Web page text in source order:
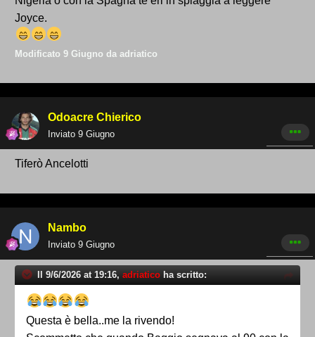
Joyce.
Modificato 9 Giugno da adriatico
Odoacre Chierico
Inviato 9 Giugno
Tiferò Ancelotti
Nambo
Inviato 9 Giugno
Il 9/6/2026 at 19:16, adriatico ha scritto:
Questa è bella..me la rivendo!